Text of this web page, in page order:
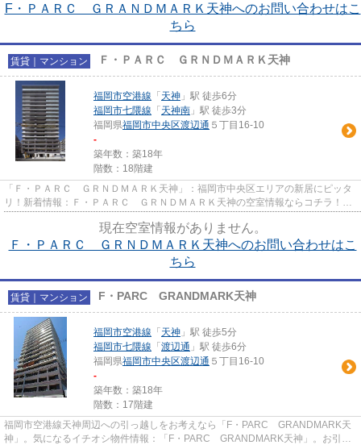
F・ＰＡＲＣ ＧＲＡＮＤＭＡＲＫ天神へのお問い合わせはこ
ちら
賃貸｜マンション Ｆ・ＰＡＲＣ ＧＲＮＤＭＡＲＫ天神
福岡市空港線 「天神 」駅 徒歩6分
福岡市七隈線 「天神南 」駅 徒歩3分
福岡県福岡市中央区渡辺通 ５丁目16-10
-
築年数：築18年
階数：18階建
「Ｆ・ＰＡＲＣ ＧＲＮＤＭＡＲＫ天神」：福岡市中央区エリアの新居にピッタ
リ！新着情報：Ｆ・ＰＡＲＣ ＧＲＮＤＭＡＲＫ天神の空室情報ならコチラ！
2008年2月竣工・築10年のお部屋...
現在空室情報がありません。
Ｆ・ＰＡＲＣ ＧＲＮＤＭＡＲＫ天神へのお問い合わせはこ
ちら
賃貸｜マンション F・PARC GRANDMARK天神
福岡市空港線 「天神 」駅 徒歩5分
福岡市七隈線 「渡辺通 」駅 徒歩6分
福岡県福岡市中央区渡辺通 ５丁目16-10
-
築年数：築18年
階数：17階建
福岡市空港線天神周辺への引っ越しをお考えなら「F・PARC GRANDMARK天
神」。気になるイチオシ物件情報：「F・PARC GRANDMARK天神」。お引っ